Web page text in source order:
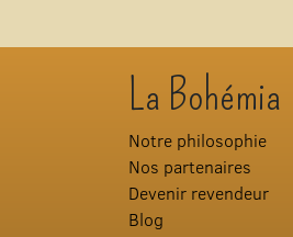
La Bohémia
Notre philosophie
Nos partenaires
Devenir revendeur
Blog